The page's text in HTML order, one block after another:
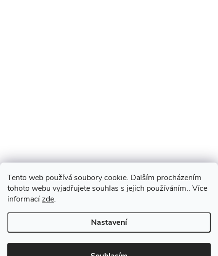
Tento web používá soubory cookie. Dalším procházením
tohoto webu vyjadřujete souhlas s jejich používáním.. Více
informacízde.
Nastavení